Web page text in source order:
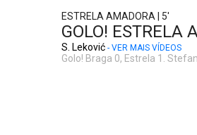
ESTRELA AMADORA | 5'
GOLO! ESTRELA
S. Leković - VER MAIS VÍDEOS
Golo! Braga 0, Estrela 1.